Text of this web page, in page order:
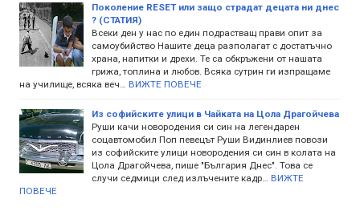
Поколение RESET или защо страдат децата ни днес
? (СТАТИЯ)
Всеки ден у нас по един подрастващ прави опит за
самоубийство Нашите деца разполагат с достатъчно
храна, напитки и дрехи. Те са обкръжени от нашата
грижа, топлина и любов. Всяка сутрин ги изпращаме
на училище, всяка веч…
ВИЖТЕ ПОВЕЧЕ
Из софийските улици в Чайката на Цола Драгойчева
Руши качи новородения си син на легендарен
соцавтомобил Поп певецът Руши Видинлиев повози
из софийските улици новородения си син в колата на
Цола Драгойчева, пише "България Днес". Това се
случи седмици след излъчените кадр…
ВИЖТЕ
ПОВЕЧЕ